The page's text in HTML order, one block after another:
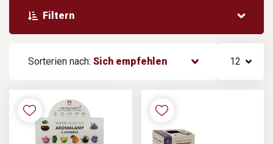
Sorterien nach: Sich empfehlen 12
Filtern